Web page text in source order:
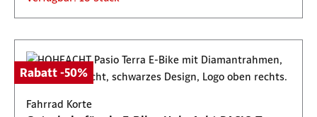
Rabatt -50%
Fahrrad Korte